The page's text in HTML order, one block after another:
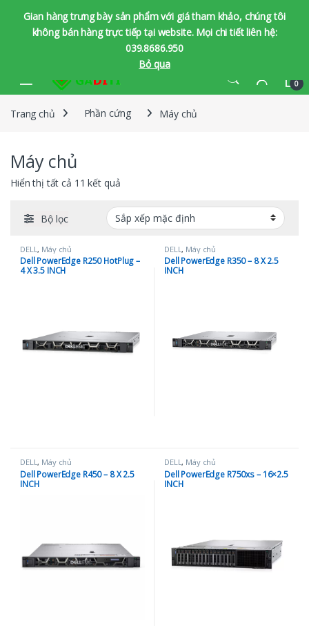
Gian hàng trưng bày sản phẩm với giá tham khảo, chúng tôi
không bán hàng trực tiếp tại website. Mọi chi tiết liên hệ:
039.8686.950
Bỏ qua
0
Trang chủ Phần cứng Máy chủ
Máy chủ
Hiển thị tất cả 11 kết quả
Bộ lọc
DELL , Máy chủ
Dell PowerEdge R250 HotPlug –
4 X 3.5 INCH
DELL , Máy chủ
Dell PowerEdge R350 – 8 X 2.5
INCH
DELL, Máy chủ
Dell PowerEdge R450 – 8 X 2.5
INCH
DELL, Máy chủ
Dell PowerEdge R750xs – 16×2.5
INCH